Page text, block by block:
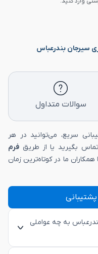
سیرجان بندرعباس
سوالات متداول
سریع، می‌توانید در هر
تماس بگیرید یا از طریق فرم
ما در کوتاه‌ترین زمان
به چه عواملی